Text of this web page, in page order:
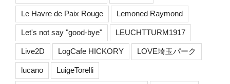
Le Havre de Paix Rouge Lemoned Raymond
Let's not say "good-bye" LEUCHTTURM1917
Live2D LogCafe HICKORY LOVE埼玉パーク
lucano LuigeTorelli